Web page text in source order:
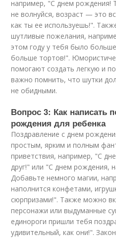
например, "С днем рождения!
не волнуйся, возраст — это
как ты ее используешь!".
шутливые пожелания,
этом году у тебя было
больше тортов!".
помогают создать легкую и
важно помнить, что шутки
не обидными.
Вопрос 3: Как написать
рождения для ребенка
Поздравление с днем
простым, ярким и полным
приветствия, например, "С
друг!" или "С днем рождения,
Добавьте немного магии,
наполнится конфетами,
сюрпризами!". Также можно
персонажи или выдуманные
единороги пришли тебя
удивительный, как они!".